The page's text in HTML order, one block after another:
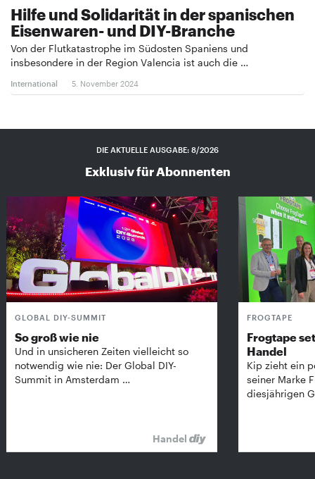
Hilfe und Solidarität in der spanischen
Eisenwaren- und DIY-Branche
Von der Flutkatastrophe im Südosten Spaniens und
insbesondere in der Region Valencia ist auch die …
International 5. November 2024
DIE AKTUELLE AUSGABE: 8/2026
Exklusiv für Abonnenten
GLOBAL DIY-SUMMIT
So groß wie nie
Und in unsicheren Zeiten vielleicht so
notwendig wie nie: Der Global DIY-
Summit in Amsterdam …
Handel
FROGTAPE
Frogtape
Handel
Kip zieht ein
seiner Marke
diesjährigen